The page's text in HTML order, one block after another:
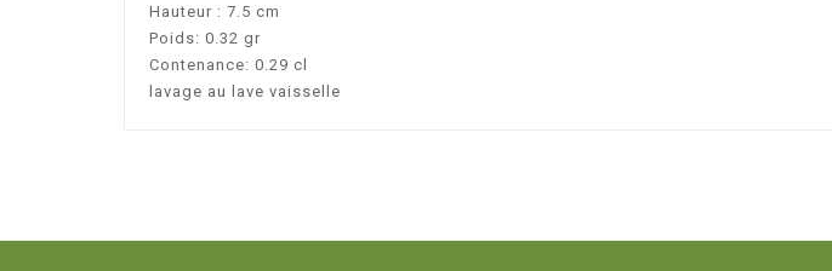
Hauteur : 7.5 cm
Poids: 0.32 gr
Contenance: 0.29 cl
lavage au lave vaisselle